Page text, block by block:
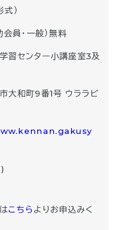
）
会員・一般）無料
習センター小講座室3及
大和町9番1号 ウララビ
こちらよりお申込みく